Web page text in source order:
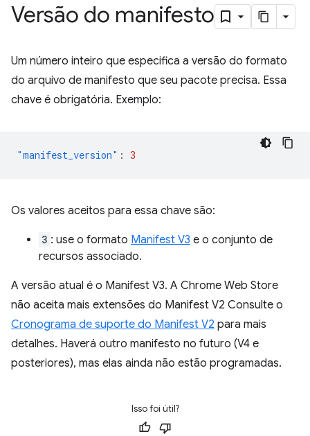
Versão do manifesto
Um número inteiro que especifica a versão do formato
do arquivo de manifesto que seu pacote precisa. Essa
chave é obrigatória. Exemplo:
"manifest_version" : 3
Os valores aceitos para essa chave são:
3 : use o formato Manifest V3 e o conjunto de
recursos associado.
A versão atual é o Manifest V3. A Chrome Web Store
não aceita mais extensões do Manifest V2 Consulte o
Cronograma de suporte do Manifest V2 para mais
detalhes. Haverá outro manifesto no futuro (V4 e
posteriores), mas elas ainda não estão programadas.
Isso foi útil?